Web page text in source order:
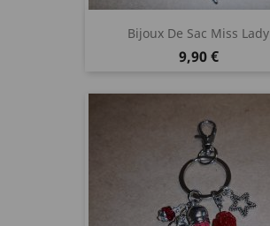
Bijoux De Sac Miss Lady
Prix
9,90 €